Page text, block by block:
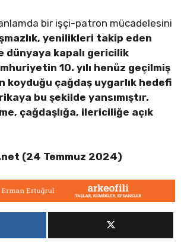
bir işçi-patron mücadelesini
yenilikleri takip eden
dünyaya kapalı gericilik
10. yılı henüz geçilmiş
koyduğu çağdaş uygarlık hedefi
bu şekilde yansımıştır.
çağdaşlığa, ilericiliğe açık
(24 Temmuz 2024)